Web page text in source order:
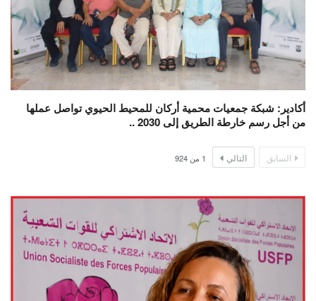
أكادير: شبكة جمعيات محمية أركان للمحيط الحيوي تواصل عملها
من أجل رسم خارطة الطريق إلى 2030 ..
السابق التالي 1 من 924